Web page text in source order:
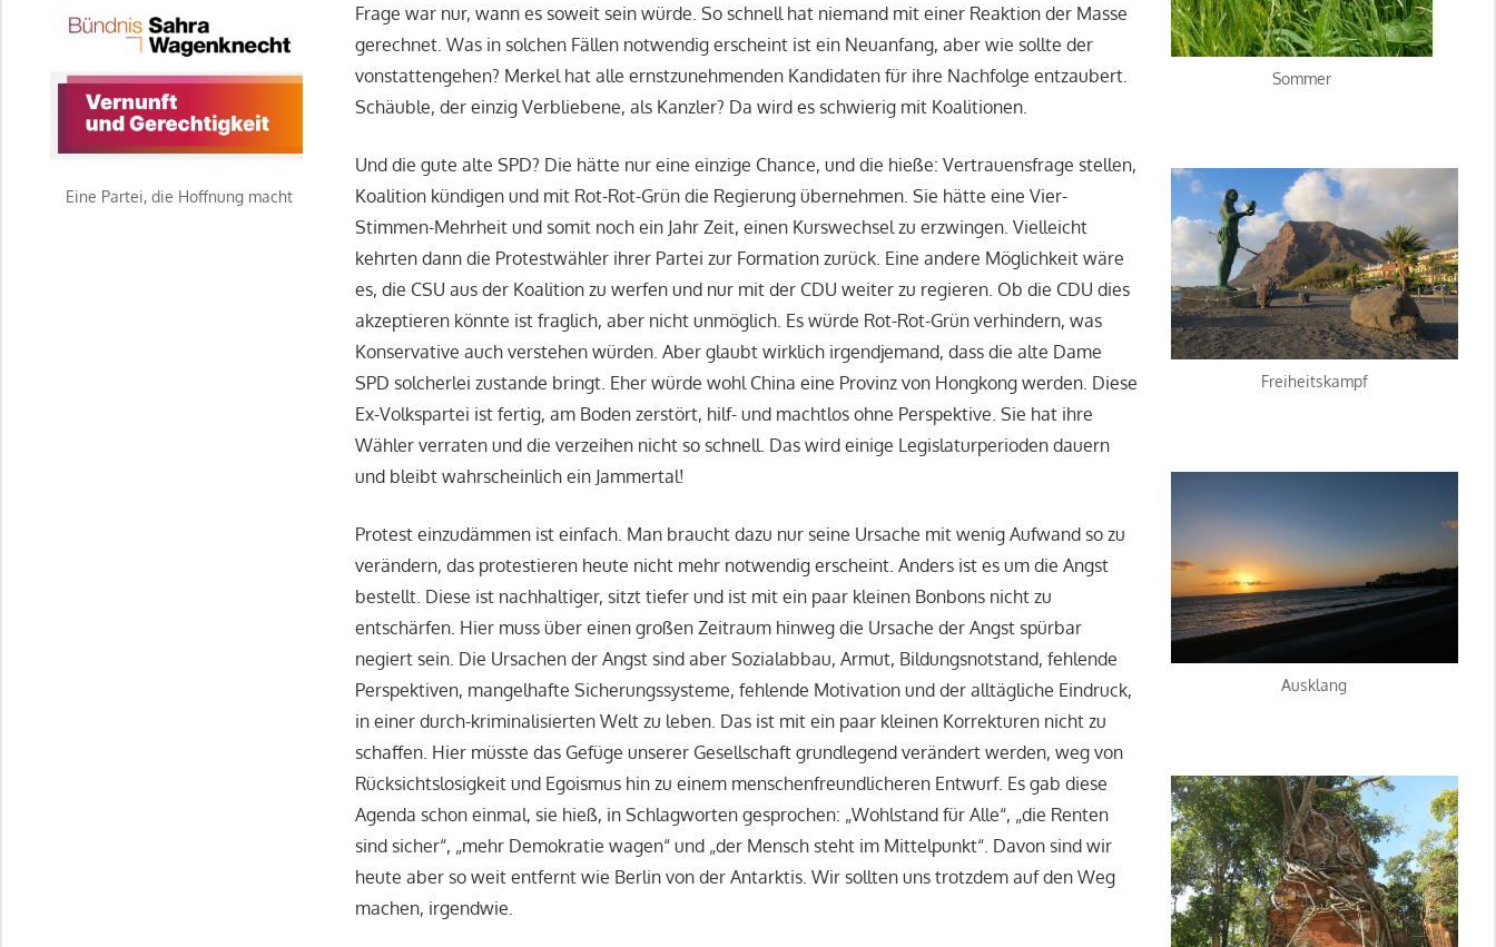
Frage war nur, wann es soweit sein würde. So schnell hat niemand mit einer Reaktion der Masse
gerechnet. Was in solchen Fällen notwendig erscheint ist ein Neuanfang, aber wie sollte der
vonstattengehen? Merkel hat alle ernstzunehmenden Kandidaten für ihre Nachfolge entzaubert.
Schäuble, der einzig Verbliebene, als Kanzler? Da wird es schwierig mit Koalitionen.
Und die gute alte SPD? Die hätte nur eine einzige Chance, und die hieße: Vertrauensfrage stellen,
Koalition kündigen und mit Rot-Rot-Grün die Regierung übernehmen. Sie hätte eine Vier-
Stimmen-Mehrheit und somit noch ein Jahr Zeit, einen Kurswechsel zu erzwingen. Vielleicht
kehrten dann die Protestwähler ihrer Partei zur Formation zurück. Eine andere Möglichkeit wäre
es, die CSU aus der Koalition zu werfen und nur mit der CDU weiter zu regieren. Ob die CDU dies
akzeptieren könnte ist fraglich, aber nicht unmöglich. Es würde Rot-Rot-Grün verhindern, was
Konservative auch verstehen würden. Aber glaubt wirklich irgendjemand, dass die alte Dame
SPD solcherlei zustande bringt. Eher würde wohl China eine Provinz von Hongkong werden. Diese
Ex-Volkspartei ist fertig, am Boden zerstört, hilf- und machtlos ohne Perspektive. Sie hat ihre
Wähler verraten und die verzeihen nicht so schnell. Das wird einige Legislaturperioden dauern
und bleibt wahrscheinlich ein Jammertal!
Protest einzudämmen ist einfach. Man braucht dazu nur seine Ursache mit wenig Aufwand so zu
verändern, das protestieren heute nicht mehr notwendig erscheint. Anders ist es um die Angst
bestellt. Diese ist nachhaltiger, sitzt tiefer und ist mit ein paar kleinen Bonbons nicht zu
entschärfen. Hier muss über einen großen Zeitraum hinweg die Ursache der Angst spürbar
negiert sein. Die Ursachen der Angst sind aber Sozialabbau, Armut, Bildungsnotstand, fehlende
Perspektiven, mangelhafte Sicherungssysteme, fehlende Motivation und der alltägliche Eindruck,
in einer durch-kriminalisierten Welt zu leben. Das ist mit ein paar kleinen Korrekturen nicht zu
schaffen. Hier müsste das Gefüge unserer Gesellschaft grundlegend verändert werden, weg von
Rücksichtslosigkeit und Egoismus hin zu einem menschenfreundlicheren Entwurf. Es gab diese
Agenda schon einmal, sie hieß, in Schlagworten gesprochen: „Wohlstand für Alle“, „die Renten
sind sicher“, „mehr Demokratie wagen“ und „der Mensch steht im Mittelpunkt“. Davon sind wir
heute aber so weit entfernt wie Berlin von der Antarktis. Wir sollten uns trotzdem auf den Weg
machen, irgendwie.
Eine Partei, die Hoffnung macht
Sommer
Freiheitskampf
Ausklang